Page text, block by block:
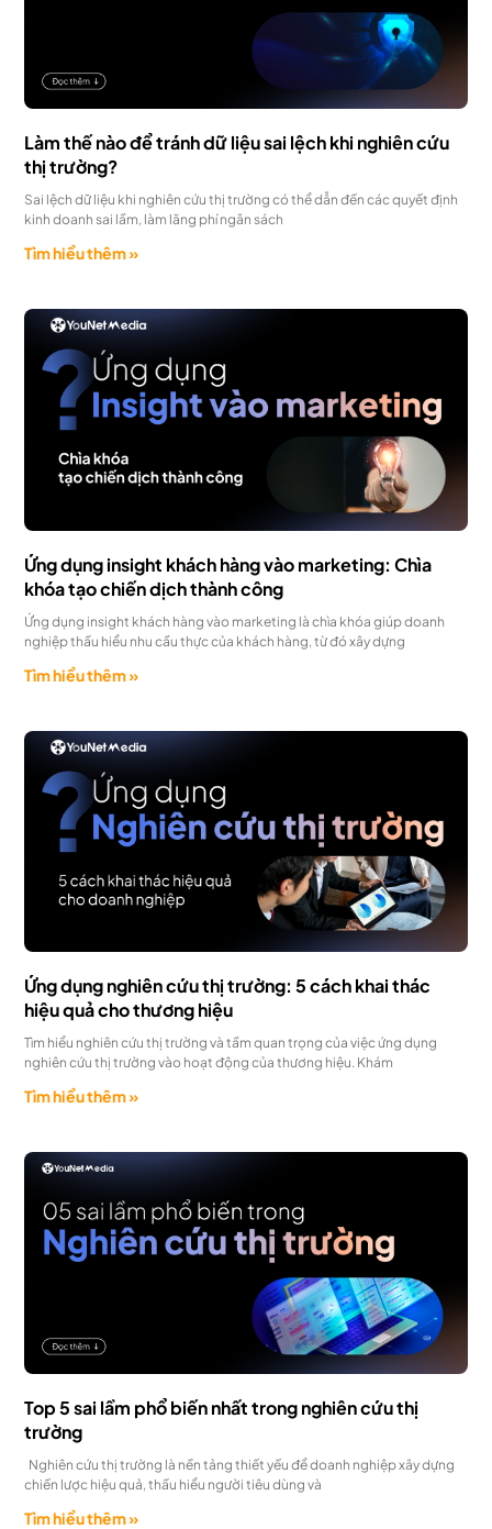
Làm thế nào để tránh dữ liệu sai lệch khi nghiên cứu
thị trường?
Sai lệch dữ liệu khi nghiên cứu thị trường có thể dẫn đến các quyết định
kinh doanh sai lầm, làm lãng phí ngân sách
Tìm hiểu thêm »
Ứng dụng insight khách hàng vào marketing: Chìa
khóa tạo chiến dịch thành công
Ứng dụng insight khách hàng vào marketing là chìa khóa giúp doanh
nghiệp thấu hiểu nhu cầu thực của khách hàng, từ đó xây dựng
Tìm hiểu thêm »
Ứng dụng nghiên cứu thị trường: 5 cách khai thác
hiệu quả cho thương hiệu
Tìm hiểu nghiên cứu thị trường và tầm quan trọng của việc ứng dụng
nghiên cứu thị trường vào hoạt động của thương hiệu. Khám
Tìm hiểu thêm »
Top 5 sai lầm phổ biến nhất trong nghiên cứu thị
trường
Nghiên cứu thị trường là nền tảng thiết yếu để doanh nghiệp xây dựng
chiến lược hiệu quả, thấu hiểu người tiêu dùng và
Tìm hiểu thêm »